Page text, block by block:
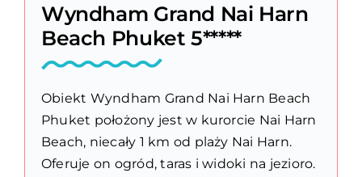
Wyndham Grand Nai Harn
Beach Phuket 5*****
Obiekt Wyndham Grand Nai Harn Beach
Phuket położony jest w kurorcie Nai Harn
Beach, niecały 1 km od plaży Nai Harn.
Oferuje on ogród, taras i widoki na jezioro.